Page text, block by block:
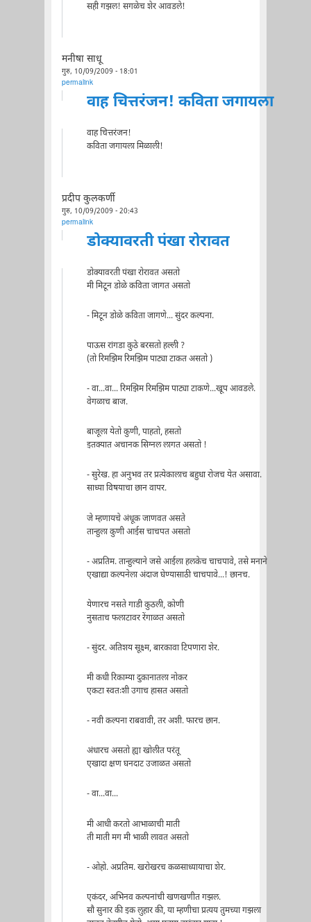
सही गझल! सगळेच शेर आवडले!
मनीषा साधू
गुरु, 10/09/2009 - 18:01
permalink
वाह चित्तरंजन! कविता जगायला
वाह चित्तरंजन!
कविता जगायला मिळाली!
प्रदीप कुलकर्णी
गुरु, 10/09/2009 - 20:43
permalink
डोक्यावरती पंखा रोरावत
डोक्यावरती पंखा रोरावत असतो
मी मिटून डोळे कविता जागत असतो
- मिटून डोळे कविता जागणे... सुंदर कल्पना.
पाऊस रांगडा कुठे बरसतो हल्ली ?
(तो रिमझिम रिमझिम पाट्या टाकत असतो )
- वा...वा... रिमझिम रिमझिम पाट्या टाकणे...खूप आवडले.
वेगळाच बाज.
बाजूला येतो कुणी, पाहतो, हसतो
इतक्यात अचानक सिग्नल लागत असतो !
- सुरेख. हा अनुभव तर प्रत्येकालाच बहुधा रोजच येत असावा.
साध्या विषयाचा छान वापर.
जे म्हणायचे अंधूक जाणवत असते
तान्हुला कुणी आईस चाचपत असतो
- अप्रतिम. तान्हुल्याने जसे आईला हलकेच चाचपावे, तसे मनाने
एखाद्या कल्पनेला अंदाज घेण्यासाठी चाचपावे...! छानच.
येणारच नसते गाडी कुठली, कोणी
नुसताच फलाटावर रेंगाळत असतो
- सुंदर. अतिशय सूक्ष्म, बारकावा टिपणारा शेर.
मी कधी रिकाम्या दुकानातला नोकर
एकटा स्वतःशी उगाच हासत असतो
- नवी कल्पना राबवावी, तर अशी. फारच छान.
अंधारच असतो ह्या खोलीत परंतू
एखादा क्षण घनदाट उजाळत असतो
- वा...वा...
मी आधी करतो आभाळाची माती
ती माती मग मी भाळी लावत असतो
- ओहो. अप्रतिम. खरोखरच कळसाध्यायाचा शेर.
एकंदर, अभिनव कल्पनांची खणखणीत गझल.
सौ सुनार की इक लुहार की, या म्हणीचा प्रत्यय तुमच्या गझला